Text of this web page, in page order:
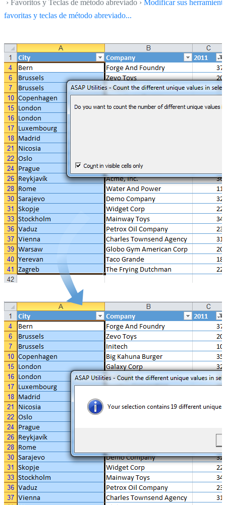
› Favoritos y Teclas de método abreviado › Modificar sus
favoritas y teclas de método abreviado...